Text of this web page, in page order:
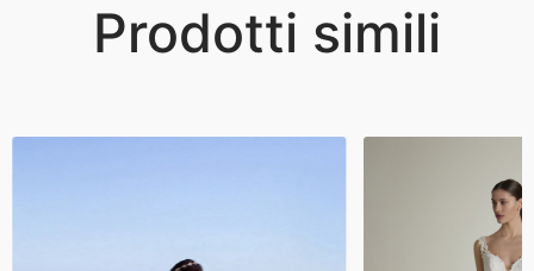
Prodotti simili